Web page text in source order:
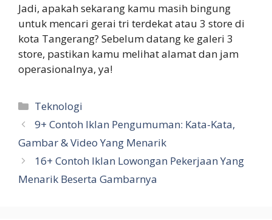
Jadi, apakah sekarang kamu masih bingung
untuk mencari gerai tri terdekat atau 3 store di
kota Tangerang? Sebelum datang ke galeri 3
store, pastikan kamu melihat alamat dan jam
operasionalnya, ya!
Kategori
Teknologi
9+ Contoh Iklan Pengumuman: Kata-Kata,
Gambar & Video Yang Menarik
16+ Contoh Iklan Lowongan Pekerjaan Yang
Menarik Beserta Gambarnya